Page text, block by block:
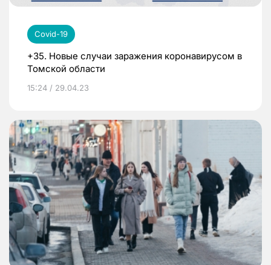
Covid-19
+35. Новые случаи заражения коронавирусом в
Томской области
15:24 / 29.04.23